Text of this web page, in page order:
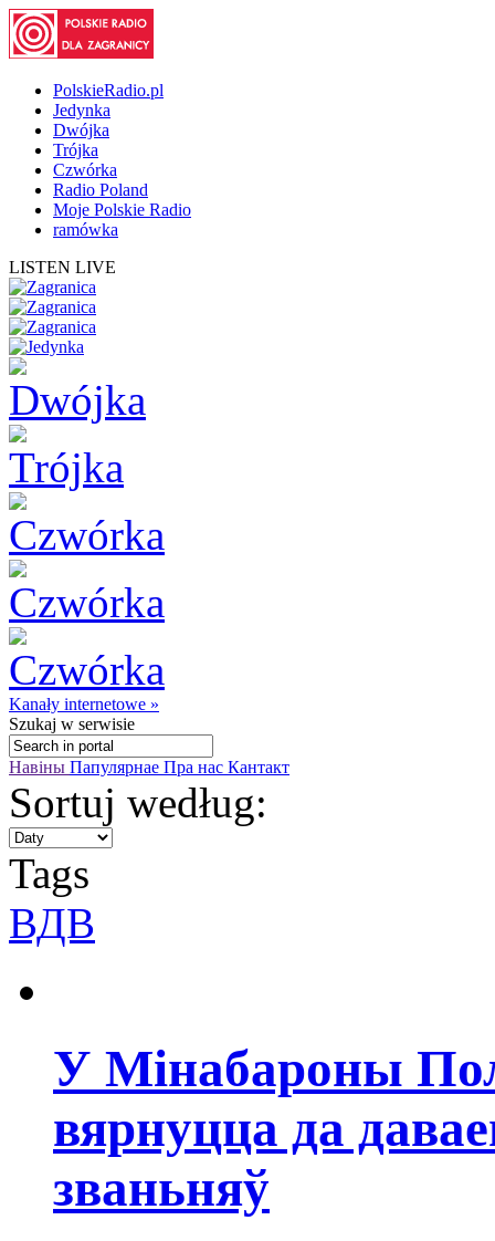
PolskieRadio.pl
Jedynka
Dwójka
Trójka
Czwórka
Radio Poland
Moje Polskie Radio
ramówka
LISTEN LIVE
Kanały internetowe »
Szukaj w serwisie
Навіны Папулярнае Пра нас Кантакт
Sortuj według:
Tags
ВДВ
У Мінабароны
вярнуцца да
званьняў